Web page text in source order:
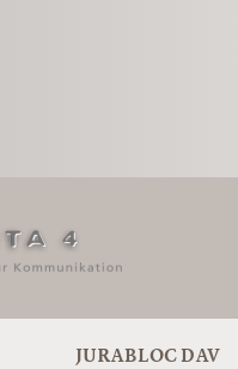
JURABLOC DAV